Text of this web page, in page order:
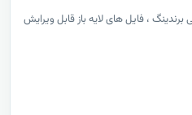
، فایل های لایه باز قابل ویرایش